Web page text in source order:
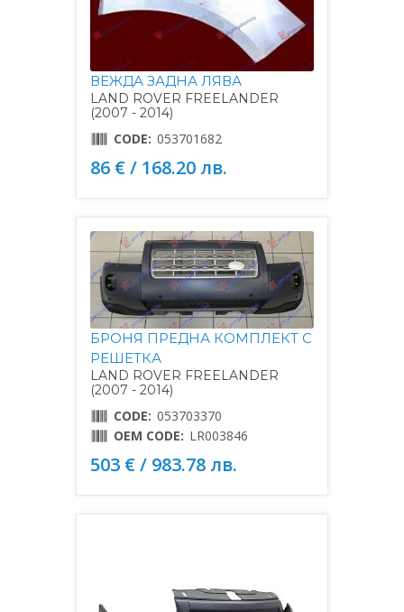
ВЕЖДА ЗАДНА ЛЯВА
LAND ROVER FREELANDER
(2007 - 2014)
CODE: 053701682
86 € / 168.20 лв.
БРОНЯ ПРЕДНА КОМПЛЕКТ С
РЕШЕТКА
LAND ROVER FREELANDER
(2007 - 2014)
CODE: 053703370
OEM CODE: LR003846
503 € / 983.78 лв.